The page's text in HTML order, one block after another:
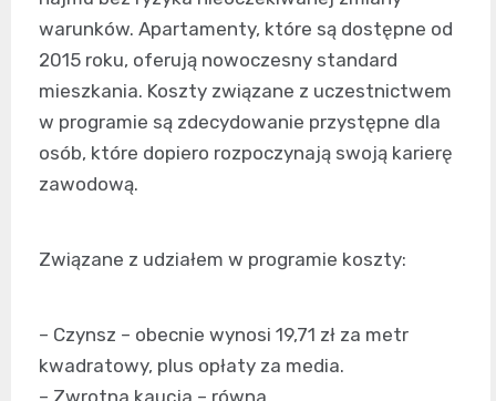
warunków. Apartamenty, które są dostępne od
2015 roku, oferują nowoczesny standard
mieszkania. Koszty związane z uczestnictwem
w programie są zdecydowanie przystępne dla
osób, które dopiero rozpoczynają swoją karierę
zawodową.
Związane z udziałem w programie koszty:
– Czynsz – obecnie wynosi 19,71 zł za metr
kwadratowy, plus opłaty za media.
– Zwrotna kaucja – równa